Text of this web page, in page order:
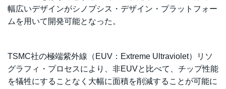
幅広いデザインがシノプシス・デザイン・プラットフォー
ムを用いて開発可能となった。
TSMC社の極端紫外線（EUV：Extreme Ultraviolet）リソ
グラフィ・プロセスにより、非EUVと比べて、チップ性能
を犠牲にすることなく大幅に面積を削減することが可能に